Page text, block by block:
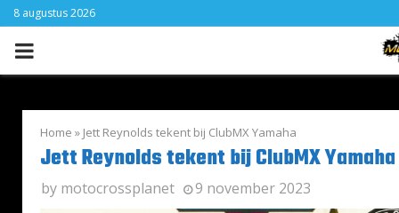
8 augustus 2026
PRIMARY
Home » Jett Reynolds tekent bij ClubMX Yamaha
Jett Reynolds tekent bij ClubMX Yamaha
by motocrossplanet 9 november 2023